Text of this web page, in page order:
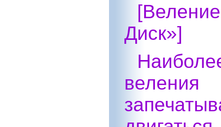
Диск»]